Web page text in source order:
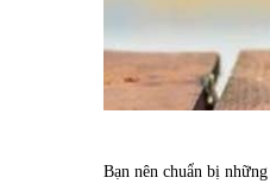
Bạn nên chuẩn bị